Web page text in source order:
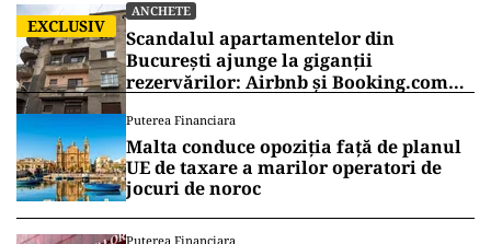
EXCLUSIV
ANCHETE
Scandalul apartamentelor din
București ajunge la giganții
rezervărilor: Airbnb și Booking.com
Puterea Financiara
Malta conduce opoziția față de planul
UE de taxare a marilor operatori de
jocuri de noroc
Puterea Financiara